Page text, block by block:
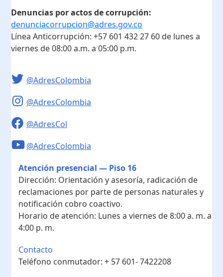
Denuncias por actos de corrupción:
denunciacorrupcion@adres.gov.co
Línea Anticorrupción: +57 601 432 27 60 de lunes a
viernes de 08:00 a.m. a 05:00 p.m.
@AdresColombia
@AdresColombia
@AdresCol
@AdresColombia
Atención presencial — Piso 16
Dirección: Orientación y asesoría, radicación de
reclamaciones por parte de personas naturales y
notificación cobro coactivo.
Horario de atención: Lunes a viernes de 8:00 a. m. a
4:00 p. m.
Contacto
Teléfono conmutador: + 57 601- 7422208